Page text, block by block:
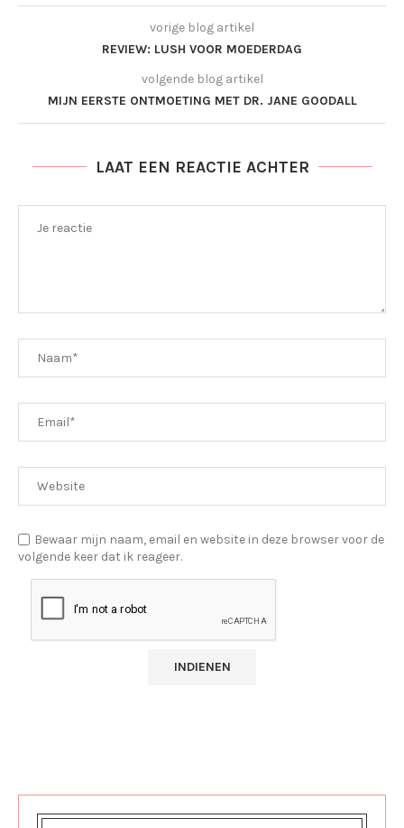
vorige blog artikel
REVIEW: LUSH VOOR MOEDERDAG
volgende blog artikel
MIJN EERSTE ONTMOETING MET DR. JANE GOODALL
LAAT EEN REACTIE ACHTER
Bewaar mijn naam, email en website in deze browser voor de
volgende keer dat ik reageer.